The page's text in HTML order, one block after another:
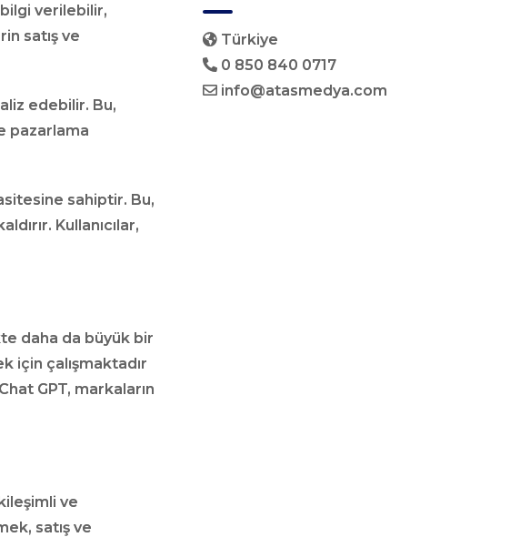
verilebilir,
satış ve
edebilir. Bu,
pazarlama
sahiptir. Bu,
Kullanıcılar,
daha da büyük bir
için çalışmaktadır
GPT, markaların
ve
satış ve
Türkiye
0 850 840 0717
info@atasmedya.com